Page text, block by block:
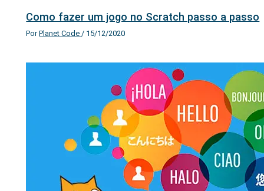
Como fazer um jogo no Scratch passo a passo
PorPlanet Code / 15/12/2020